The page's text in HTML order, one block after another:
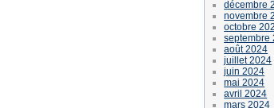
décembre
novembre
octobre
septembre
août 2024
juillet 2024
juin 2024
mai 2024
avril 2024
mars 2024